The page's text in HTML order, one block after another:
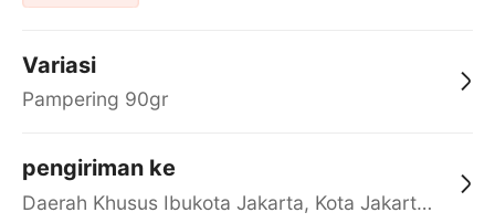
Variasi
Pampering 90gr
pengiriman ke
Daerah Khusus Ibukota Jakarta, Kota Jakarta Barat, Cengkareng, yy